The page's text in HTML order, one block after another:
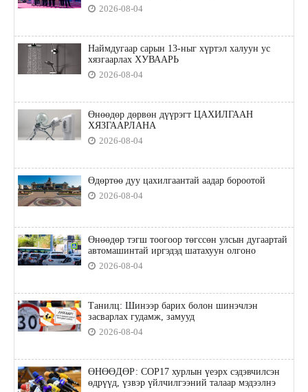
2026-08-04
Наймдугаар сарын 13-ныг хүртэл халуун ус
хязгаарлах ХУВААРЬ
2026-08-04
Өнөөдөр дөрвөн дүүрэгт ЦАХИЛГААН
ХЯЗГААРЛАНА
2026-08-04
Өдөртөө дуу цахилгаантай аадар бороотой
2026-08-04
Өнөөдөр тэгш тоогоор төгссөн улсын дугаартай
автомашинтай иргэдэд шатахуун олгоно
2026-08-04
Танилц: Шинээр барих болон шинэчлэн
засварлах гудамж, замууд
2026-08-04
ӨНӨӨДӨР: COP17 хурлын үеэрх сэдэвчилсэн
өдрүүд, үзвэр үйлчилгээний талаар мэдээлнэ